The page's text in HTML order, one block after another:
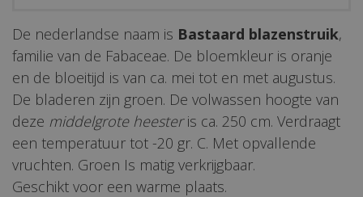
De nederlandse naam is Bastaard blazenstruik,
familie van de Fabaceae. De bloemkleur is oranje
en de bloeitijd is van ca. mei tot en met augustus.
De bladeren zijn groen. De volwassen hoogte van
deze middelgrote heesteris ca. 250 cm. Verdraagt
een temperatuur tot -20 gr. C. Met opvallende
vruchten. Groen Is matig verkrijgbaar.
Geschikt voor een warme plaats.